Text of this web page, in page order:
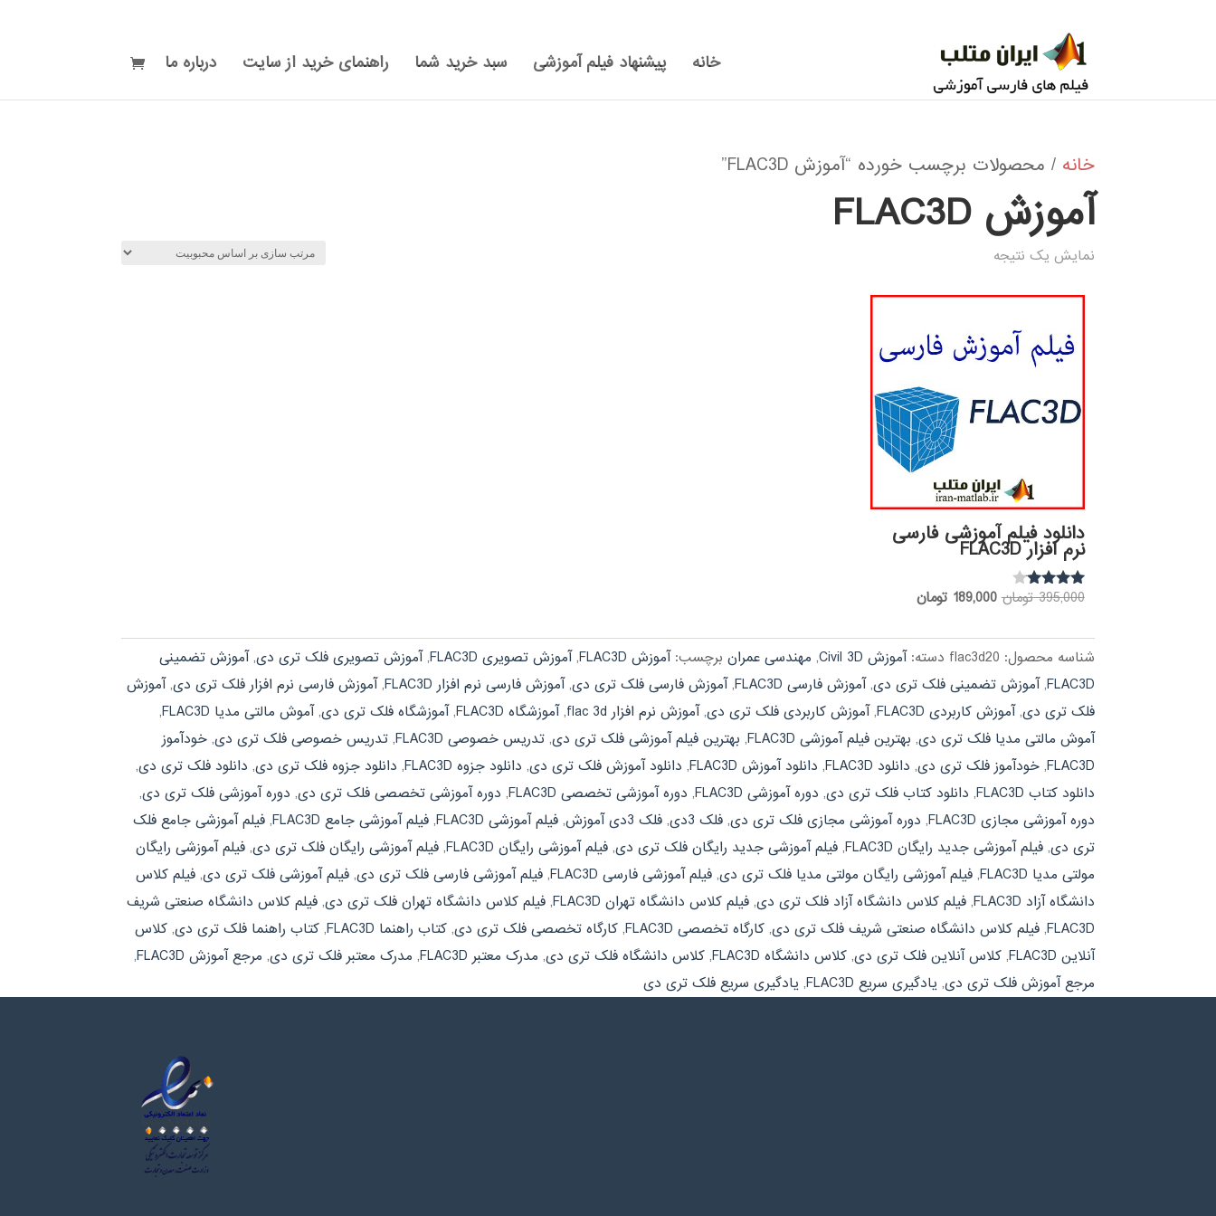
خانه پیشنهاد فیلم آموزشی سبد خرید شما راهنمای خرید از سایت درباره ما
خانه / محصولات برچسب خورده “آموزش FLAC3D”
آموزش FLAC3D
نمایش یک نتیجه
دانلود فیلم آموزشی فارسی
نرم افزار FLAC3D
نمره
395,000 تومان قیمت
395,000 تومان
بود.
189,000 تومان
189,000 تومان.
شناسه محصول: flac3d20 دسته:آموزش Civil 3D , مهندسی عمران برچسب:آموزش FLAC3D ,آموزش تصویری FLAC3D ,آموزش تصویری فلک تری دی,آموزش تضمینی
FLAC3D
,آموزش تضمینی فلک تری دی,آموزش فارسی FLAC3D ,آموزش فارسی فلک تری دی,آموزش فارسی نرم افزار FLAC3D ,آموزش فارسی نرم افزار فلک تری دی,آموزش
فلک تری دی,آموزش کاربردی FLAC3D ,آموزش کاربردی فلک تری دی,آموزش نرم افزار flac 3d ,آموزشگاه FLAC3D ,آموزشگاه فلک تری دی,آموش مالتی مدیا FLAC3D
,
آموش مالتی مدیا فلک تری دی, بهترین فیلم آموزشی FLAC3D , بهترین فیلم آموزشی فلک تری دی,تدریس خصوصی FLAC3D ,تدریس خصوصی فلک تری دی,خودآموز
FLAC3D
,خودآموز فلک تری دی, دانلود FLAC3D , دانلود آموزش FLAC3D , دانلود آموزش فلک تری دی, دانلود جزوه FLAC3D , دانلود جزوه فلک تری دی, دانلود فلک تری دی,
دانلود کتاب FLAC3D
, دانلود کتاب فلک تری دی, دوره آموزشی FLAC3D , دوره آموزشی تخصصی FLAC3D , دوره آموزشی تخصصی فلک تری دی, دوره آموزشی فلک تری دی,
دوره آموزشی مجازی FLAC3D
, دوره آموزشی مجازی فلک تری دی,فلک 3دی ,فلک 3دی آموزش ,فیلم آموزشی FLAC3D ,فیلم آموزشی جامع FLAC3D ,فیلم آموزشی جامع فلک
تری دی,فیلم آموزشی جدید رایگان FLAC3D ,فیلم آموزشی جدید رایگان فلک تری دی,فیلم آموزشی رایگان FLAC3D ,فیلم آموزشی رایگان فلک تری دی,فیلم آموزشی رایگان
مولتی مدیا FLAC3D
,فیلم آموزشی رایگان مولتی مدیا فلک تری دی,فیلم آموزشی فارسی FLAC3D ,فیلم آموزشی فارسی فلک تری دی,فیلم آموزشی فلک تری دی,فیلم کلاس
دانشگاه آزاد FLAC3D
,فیلم کلاس دانشگاه آزاد فلک تری دی,فیلم کلاس دانشگاه تهران FLAC3D ,فیلم کلاس دانشگاه تهران فلک تری دی,فیلم کلاس دانشگاه صنعتی شریف
FLAC3D
,فیلم کلاس دانشگاه صنعتی شریف فلک تری دی,کارگاه تخصصی FLAC3D ,کارگاه تخصصی فلک تری دی,کتاب راهنما FLAC3D ,کتاب راهنما فلک تری دی,کلاس
آنلاین FLAC3D
,کلاس آنلاین فلک تری دی,کلاس دانشگاه FLAC3D ,کلاس دانشگاه فلک تری دی, مدرک معتبر FLAC3D , مدرک معتبر فلک تری دی, مرجع آموزش FLAC3D
,
مرجع آموزش فلک تری دی, یادگیری سریع FLAC3D , یادگیری سریع فلک تری دی